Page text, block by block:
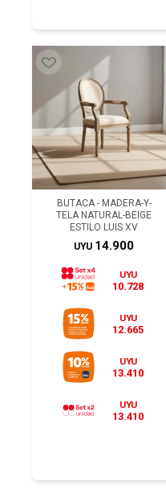
BUTACA - MADERA-Y-
TELA NATURAL-BEIGE
ESTILO LUIS XV
UYU 14.900
UYU
10.728
UYU
12.665
UYU
13.410
UYU
13.410